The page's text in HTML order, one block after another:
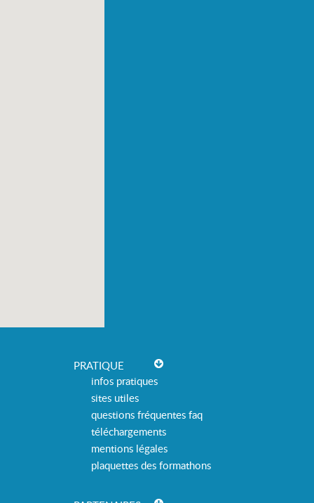
PRATIQUE
infos pratiques
sites utiles
questions fréquentes faq
téléchargements
mentions légales
plaquettes des formathons